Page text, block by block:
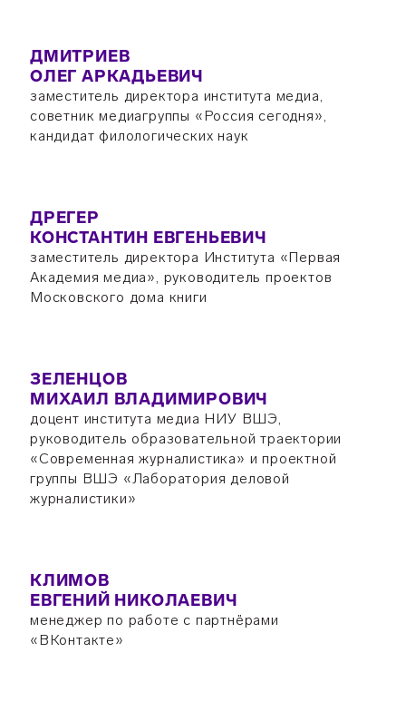
ДМИТРИЕВ
ОЛЕГ АРКАДЬЕВИЧ
заместитель директора института медиа,
советник медиагруппы «Россия сегодня»,
кандидат филологических наук
ДРЕГЕР
КОНСТАНТИН ЕВГЕНЬЕВИЧ
заместитель директора Института «Первая
Академия медиа», руководитель проектов
Московского дома книги
ЗЕЛЕНЦОВ
МИХАИЛ ВЛАДИМИРОВИЧ
доцент института медиа НИУ ВШЭ,
руководитель образовательной траектории
«Современная журналистика» и проектной
группы ВШЭ «Лаборатория деловой
журналистики»
КЛИМОВ
ЕВГЕНИЙ НИКОЛАЕВИЧ
менеджер по работе с партнёрами
«ВКонтакте»